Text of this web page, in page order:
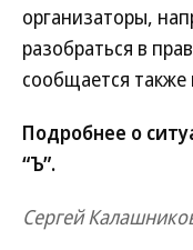
организаторы,
разобраться в
сообщается
Подробнее о
“Ъ”.
Сергей